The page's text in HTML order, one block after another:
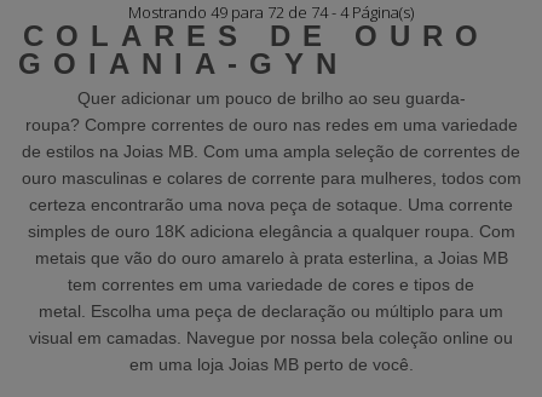
Mostrando 49 para 72 de 74 - 4 Página(s)
COLARES DE OURO
GOIANIA-GYN
Quer adicionar um pouco de brilho ao seu guarda-
roupa? Compre correntes de ouro nas redes em uma variedade
de estilos na Joias MB. Com uma ampla seleção de correntes de
ouro masculinas e colares de corrente para mulheres, todos com
certeza encontrarão uma nova peça de sotaque. Uma corrente
simples de ouro 18K adiciona elegância a qualquer roupa. Com
metais que vão do ouro amarelo à prata esterlina, a Joias MB
tem correntes em uma variedade de cores e tipos de
metal. Escolha uma peça de declaração ou múltiplo para um
visual em camadas. Navegue por nossa bela coleção online ou
em uma loja Joias MB perto de você.